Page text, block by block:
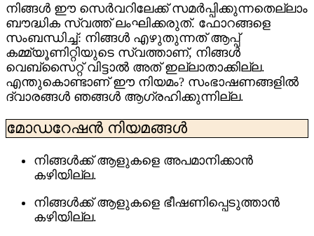
നിങ്ങൾ ഈ സെർവറിലേക്ക് സമർപ്പിക്കുന്നതെല്ലാം
ബൗദ്ധിക സ്വത്ത് ലംഘിക്കരുത്. ഫോറങ്ങളെ
സംബന്ധിച്ച്: നിങ്ങൾ എഴുതുന്നത് ആപ്പ്
കമ്മ്യൂണിറ്റിയുടെ സ്വത്താണ്, നിങ്ങൾ
വെബ്‌സൈറ്റ് വിട്ടാൽ അത് ഇല്ലാതാക്കില്ല.
എന്തുകൊണ്ടാണ് ഈ നിയമം? സംഭാഷണങ്ങളിൽ
ദ്വാരങ്ങൾ ഞങ്ങൾ ആഗ്രഹിക്കുന്നില്ല.
മോഡറേഷൻ നിയമങ്ങൾ
നിങ്ങൾക്ക് ആളുകളെ അപമാനിക്കാൻ
കഴിയില്ല.
നിങ്ങൾക്ക് ആളുകളെ ഭീഷണിപ്പെടുത്താൻ
കഴിയില്ല.